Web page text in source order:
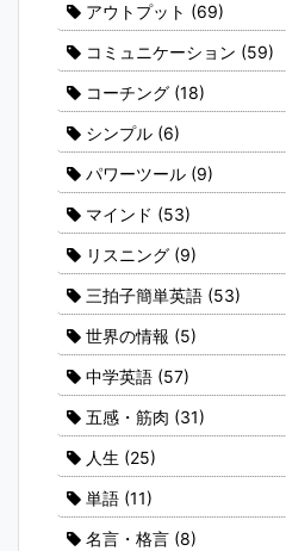
アウトプット (69)
コミュニケーション (59)
コーチング (18)
シンプル (6)
パワーツール (9)
マインド (53)
リスニング (9)
三拍子簡単英語 (53)
世界の情報 (5)
中学英語 (57)
五感・筋肉 (31)
人生 (25)
単語 (11)
名言・格言 (8)